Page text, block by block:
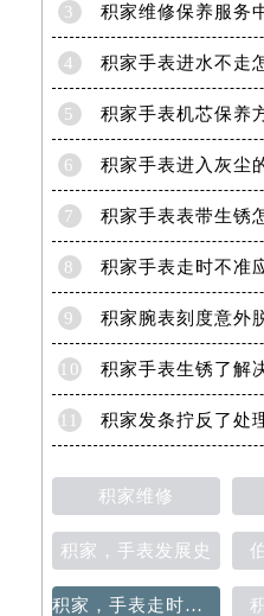
）
3
4 积家手表进水不走
5
6
7
8
9
10
11
积家维修
积家，手表发展史
积家，手表走时不准